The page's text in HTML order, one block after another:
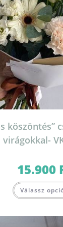
köszöntés”
virágokkal-
15.900
Válassz